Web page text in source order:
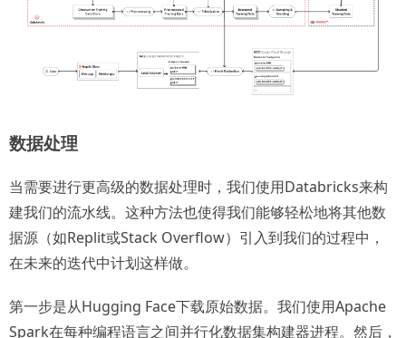
数据处理
当需要进行更高级的数据处理时，我们使用Databricks来构
建我们的流水线。这种方法也使得我们能够轻松地将其他数
据源（如Replit或Stack Overflow）引入到我们的过程中，
在未来的迭代中计划这样做。
第一步是从Hugging Face下载原始数据。我们使用Apache
Spark在每种编程语言之间并行化数据集构建器进程。然后，